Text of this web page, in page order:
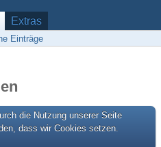
Extras
Einträge
die Nutzung unserer Seite
dass wir Cookies setzen.